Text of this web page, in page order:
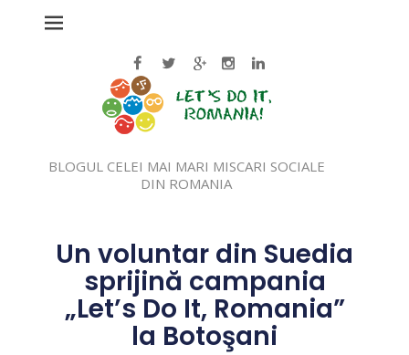
BLOGUL CELEI MAI MARI MISCARI SOCIALE
DIN ROMANIA
Un voluntar din Suedia
sprijină campania
„Let’s Do It, Romania”
la Botoşani